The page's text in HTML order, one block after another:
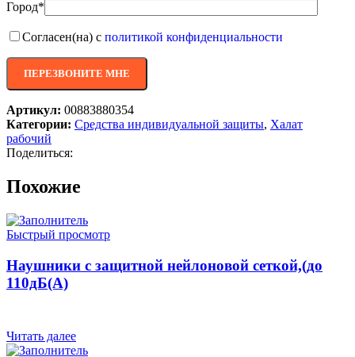
Город*
Согласен(на) с политикой конфиденциальности
Артикул: 00883880354
Категории: Средства индивидуальной защиты, Халат
рабочий
Поделиться:
Похожие
Быстрый просмотр
Наушники с защитной нейлоновой сеткой,(до
110дБ(A)
Читать далее